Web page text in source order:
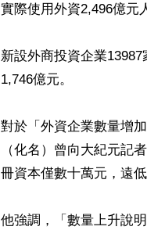
實際使用外資2,496億元
新設外商投資企業
1,746億元。
對於「外資企業數量增
（化名）曾向大紀元記
冊資本僅數十萬元，遠
他強調，「數量上升說